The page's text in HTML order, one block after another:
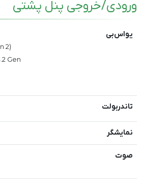
ورودی/خروجی پنل پشتی
یواس‌بی
2)
Gen
تاندربولت
نمایشگر
صوت